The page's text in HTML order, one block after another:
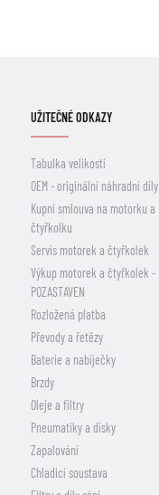
UŽITEČNÉ ODKAZY
Tabulka velikostí
OEM - originální náhradní díly
Kupní smlouva na motorku a
čtyřkolku
Servis motorek a čtyřkolek
Výkup motorek a čtyřkolek -
POZASTAVEN
Rozložená platba
Převody a řetězy
Baterie a nabíječky
Brzdy
Oleje a filtry
Pneumatiky a disky
Zapalování
Chladicí soustava